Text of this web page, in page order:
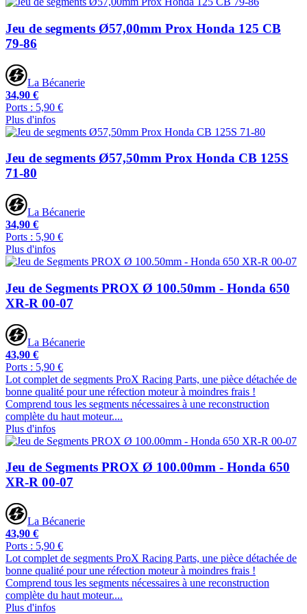
Jeu de segments Ø57,00mm Prox Honda 125 CB
79-86
La Bécanerie
34,90 €
Ports : 5,90 €
Plus d'infos
Jeu de segments Ø57,50mm Prox Honda CB 125S
71-80
La Bécanerie
34,90 €
Ports : 5,90 €
Plus d'infos
Jeu de Segments PROX Ø 100.50mm - Honda 650
XR-R 00-07
La Bécanerie
43,90 €
Ports : 5,90 €
Lot complet de segments ProX Racing Parts, une pièce détachée de
bonne qualité pour une réfection moteur à moindres frais !
Comprend tous les segments nécessaires à une reconstruction
complète du haut moteur....
Plus d'infos
Jeu de Segments PROX Ø 100.00mm - Honda 650
XR-R 00-07
La Bécanerie
43,90 €
Ports : 5,90 €
Lot complet de segments ProX Racing Parts, une pièce détachée de
bonne qualité pour une réfection moteur à moindres frais !
Comprend tous les segments nécessaires à une reconstruction
complète du haut moteur....
Plus d'infos